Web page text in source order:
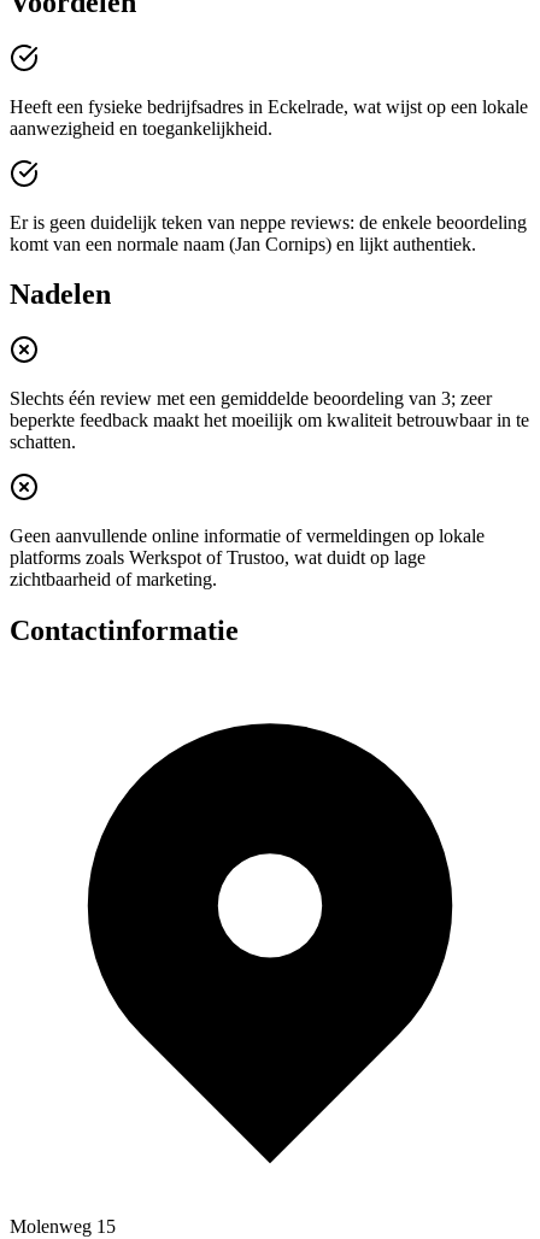
Heeft een fysieke bedrijfsadres in Eckelrade, wat wijst op een lokale
aanwezigheid en toegankelijkheid.
Er is geen duidelijk teken van neppe reviews: de enkele beoordeling
komt van een normale naam (Jan Cornips) en lijkt authentiek.
Nadelen
Slechts één review met een gemiddelde beoordeling van 3; zeer
beperkte feedback maakt het moeilijk om kwaliteit betrouwbaar in te
schatten.
Geen aanvullende online informatie of vermeldingen op lokale
platforms zoals Werkspot of Trustoo, wat duidt op lage
zichtbaarheid of marketing.
Contactinformatie
Molenweg 15